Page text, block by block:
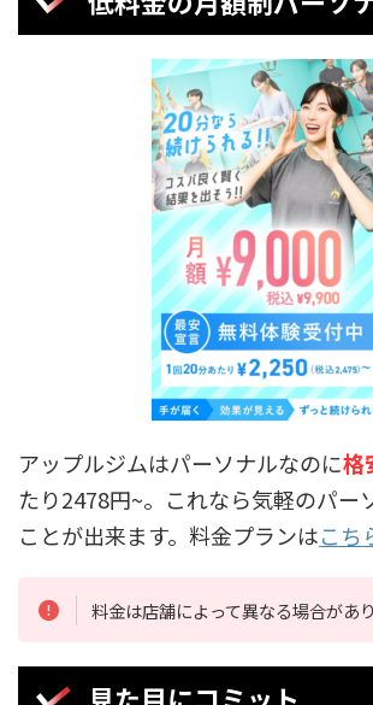
アップルジムはパーソナルなのに格
たり2478円~。これなら気軽のパー
ことが出来ます。料金プランはこち
料金は店舗によって異なる場合があり